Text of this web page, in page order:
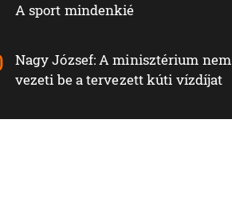
A sport mindenkié
Nagy József: A minisztérium nem
vezeti be a tervezett kúti vízdíjat